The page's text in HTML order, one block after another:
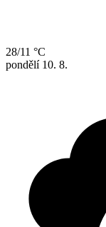
28/11 °C
pondělí 10. 8.